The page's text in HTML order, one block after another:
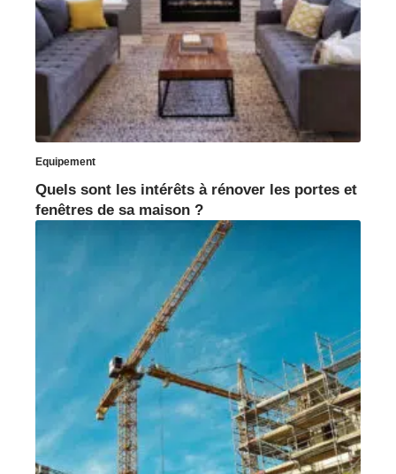
Equipement
Quels sont les intérêts à rénover les portes et
fenêtres de sa maison ?